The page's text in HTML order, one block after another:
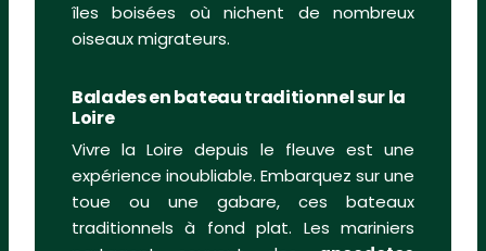
îles boisées où nichent de nombreux
oiseaux migrateurs.
Balades en bateau traditionnel sur la
Loire
Vivre la Loire depuis le fleuve est une
expérience inoubliable. Embarquez sur une
toue ou une gabare, ces bateaux
traditionnels à fond plat. Les mariniers